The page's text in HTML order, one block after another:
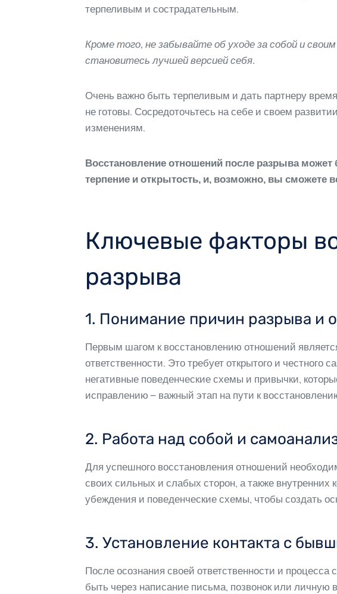
терпеливым и сострадательным.
Кроме того, не забывайте об уходе за собой и
становитесь лучшей версией себя.
Очень важно быть терпеливым и дать партнеру
не готовы. Сосредоточьтесь на себе и своем
изменениям.
Восстановление отношений после разрыва
терпение и открытость, и, возможно, вы сможете
Ключевые факторы
разрыва
1. Понимание причин разрыва и
Первым шагом к восстановлению отношений
ответственности. Это требует открытого и
негативные поведенческие схемы и привычки,
исправлению – важный этап на пути к
2. Работа над собой и
Для успешного восстановления отношений
своих сильных и слабых сторон, а также
убеждения и поведенческие схемы, чтобы создать
3. Установление контакта с
После осознания своей ответственности и
быть через написание письма, позвонок или